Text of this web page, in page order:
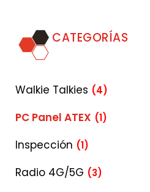
CATEGORÍAS
Walkie Talkies (4)
PC Panel ATEX (1)
Inspección (1)
Radio 4G/5G (3)